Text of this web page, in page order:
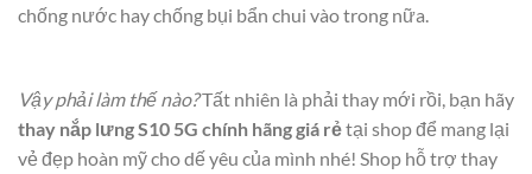
chống nước hay chống bụi bẩn chui vào trong nữa.
Vậy phải làm thế nào?Tất nhiên là phải thay mới rồi, bạn hãy
thay nắp lưng S10 5G chính hãng giá rẻtại shop để mang lại
vẻ đẹp hoàn mỹ cho dế yêu của mình nhé! Shop hỗ trợ thay